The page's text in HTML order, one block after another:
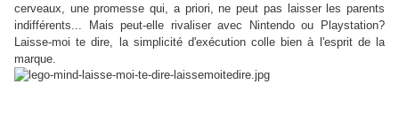
cerveaux, une promesse qui, a priori, ne peut pas laisser les parents
indifférents... Mais peut-elle rivaliser avec Nintendo ou Playstation?
Laisse-moi te dire, la simplicité d'exécution colle bien à l'esprit de la
marque.